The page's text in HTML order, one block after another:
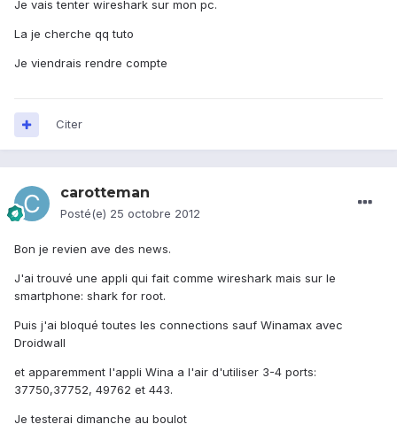
Je vais tenter wireshark sur mon pc.
La je cherche qq tuto
Je viendrais rendre compte
Citer
carotteman
Posté(e) 25 octobre 2012
Bon je revien ave des news.
J'ai trouvé une appli qui fait comme wireshark mais sur le
smartphone: shark for root.
Puis j'ai bloqué toutes les connections sauf Winamax avec
Droidwall
et apparemment l'appli Wina a l'air d'utiliser 3-4 ports:
37750,37752, 49762 et 443.
Je testerai dimanche au boulot